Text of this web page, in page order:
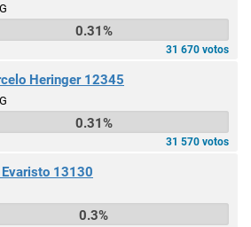
0.31%
31 670 votos
Heringer 12345
0.31%
31 570 votos
13130
0.3%